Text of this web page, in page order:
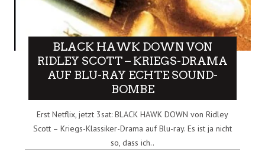
BLACK HAWK DOWN VON
RIDLEY SCOTT – KRIEGS-DRAMA
AUF BLU-RAY ECHTE SOUND-
BOMBE
Erst Netflix, jetzt 3sat: BLACK HAWK DOWN von Ridley
Scott – Kriegs-Klassiker-Drama auf Blu-ray. Es ist ja nicht
so, dass ich..